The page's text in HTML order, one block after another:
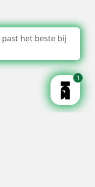
het beste bij
1